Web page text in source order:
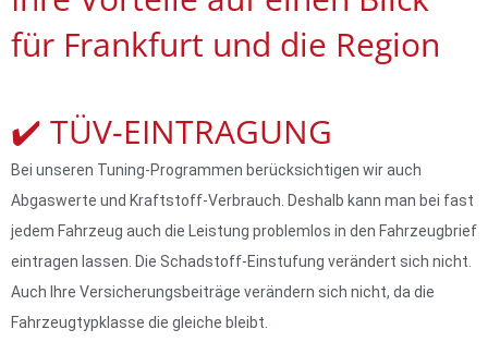
für Frankfurt und die Region
✔️ TÜV-EINTRAGUNG
Bei unseren Tuning-Programmen berücksichtigen wir auch
Abgaswerte und Kraftstoff-Verbrauch. Deshalb kann man bei fast
jedem Fahrzeug auch die Leistung problemlos in den Fahrzeugbrief
eintragen lassen. Die Schadstoff-Einstufung verändert sich nicht.
Auch Ihre Versicherungsbeiträge verändern sich nicht, da die
Fahrzeugtypklasse die gleiche bleibt.